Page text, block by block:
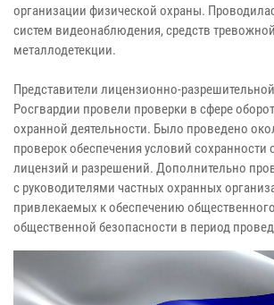
организации физической охраны.
систем видеонаблюдения, средств
металлодетекции.
Представители лицензионно-
Росгвардии провели проверки в сфере
охранной деятельности. Было проведено
проверок обеспечения условий сохранности
лицензий и разрешений. Дополнительно
с руководителями частных охранных
привлекаемых к обеспечению
общественной безопасности в период